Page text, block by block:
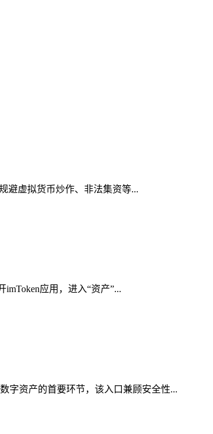
避虚拟货币炒作、非法集资等...
应用，进入“资产”...
字资产的首要环节，该入口兼顾安全性...